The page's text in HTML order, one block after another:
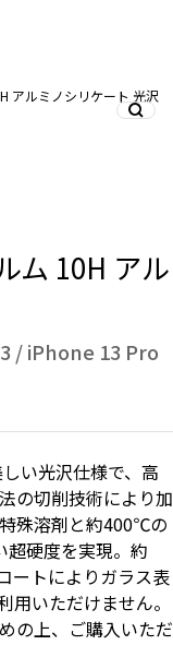
アルミノシリケート 光沢
ム 10H アル
/ iPhone 13 Pro
い光沢仕様で、高
の切削技術により加
殊溶剤と約400℃の
超硬度を実現。約
ートによりガラス表
いただけません。
の上、ご購入いただ